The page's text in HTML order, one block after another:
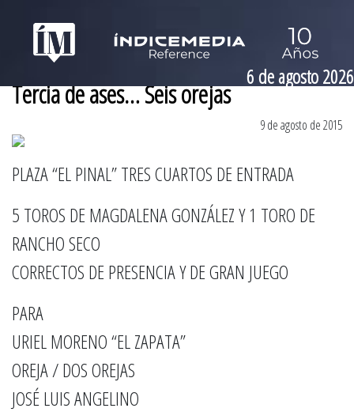
6 de agosto 2026
Tercia de ases… Seis orejas
9 de agosto de 2015
PLAZA “EL PINAL” TRES CUARTOS DE ENTRADA
5 TOROS DE MAGDALENA GONZÁLEZ Y 1 TORO DE
RANCHO SECO
CORRECTOS DE PRESENCIA Y DE GRAN JUEGO
PARA
URIEL MORENO “EL ZAPATA”
OREJA / DOS OREJAS
JOSÉ LUIS ANGELINO